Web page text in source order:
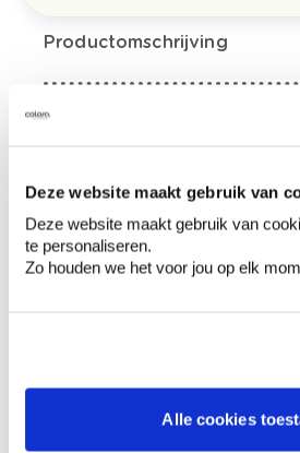
Deze website maakt gebruik van
Deze website maakt gebruik van
te personaliseren.
Zo houden we het voor jou op elk
Alle cookies
Productomschrijving
brandwonden en oogletsel.,
in het water levende
langdurige gevolgen. Bij het
medisch advies, de